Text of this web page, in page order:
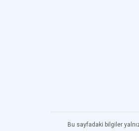
Bu sayfadaki bilgiler